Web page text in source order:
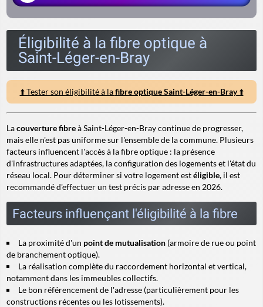
Éligibilité à la fibre optique à
Saint-Léger-en-Bray
⬆️ Tester son éligibilité à lafibre optique Saint-Léger-en-Bray⬆️
Lacouverture fibreà Saint-Léger-en-Bray continue de progresser,
mais elle n'est pas uniforme sur l'ensemble de la commune. Plusieurs
facteurs influencent l'accès à la fibre optique : la présence
d'infrastructures adaptées, la configuration des logements et l'état du
réseau local. Pour déterminer si votre logement estéligible, il est
recommandé d'effectuer un test précis par adresse en 2026.
Facteurs influençant l'éligibilité à la fibre
La proximité d'un point de mutualisation (armoire de rue ou point
de branchement optique).
La réalisation complète du raccordement horizontal et vertical,
notamment dans les immeubles collectifs.
Le bon référencement de l'adresse (particulièrement pour les
constructions récentes ou les lotissements).